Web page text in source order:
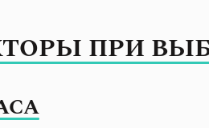
ПРИ